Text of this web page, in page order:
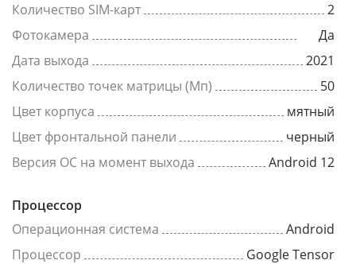
Количество SIM-карт
2
Фотокамера
Да
Дата выхода
2021
Количество точек матрицы (Мп)
50
Цвет корпуса
мятный
Цвет фронтальной панели
черный
Версия ОС на момент выхода
Android 12
Процессор
Операционная система
Android
Процессор
Google Tensor